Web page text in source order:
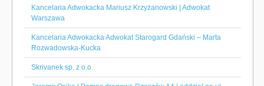
Kancelaria Adwokacka Mariusz Krzyżanowski | Adwokat
Warszawa
Kancelaria Adwokacka Adwokat Starogard Gdański – Marta
Rozwadowska-Kucka
Skrivanek sp. z o.o.